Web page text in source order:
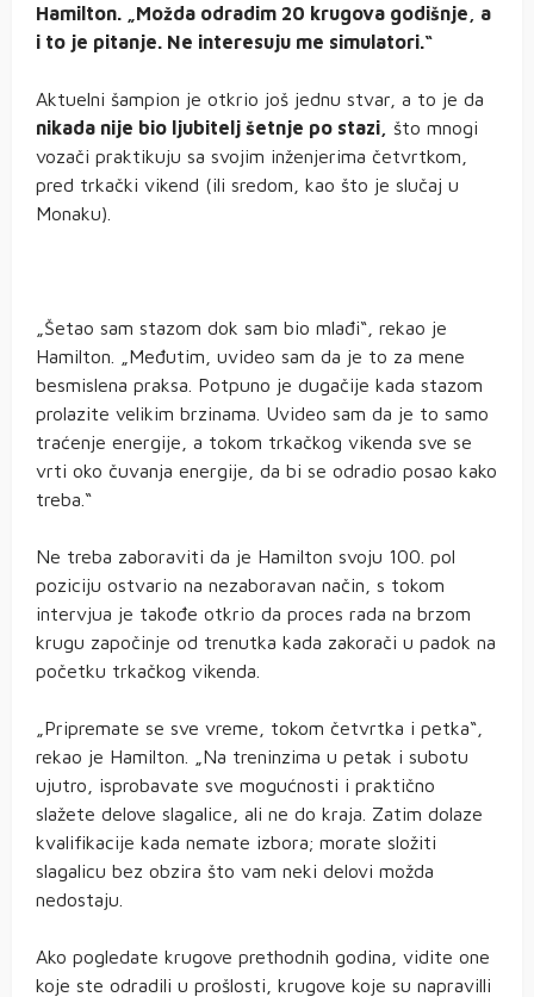
Hamilton. „Možda odradim 20 krugova godišnje, a
i to je pitanje. Ne interesuju me simulatori.“
Aktuelni šampion je otkrio još jednu stvar, a to je da
nikada nije bio ljubitelj šetnje po stazi,
što mnogi
vozači praktikuju sa svojim inženjerima četvrtkom,
pred trkački vikend (ili sredom, kao što je slučaj u
Monaku).
„Šetao sam stazom dok sam bio mlađi“, rekao je
Hamilton. „Međutim, uvideo sam da je to za mene
besmislena praksa. Potpuno je dugačije kada stazom
prolazite velikim brzinama. Uvideo sam da je to samo
traćenje energije, a tokom trkačkog vikenda sve se
vrti oko čuvanja energije, da bi se odradio posao kako
treba.“
Ne treba zaboraviti da je Hamilton svoju 100. pol
poziciju ostvario na nezaboravan način, s tokom
intervjua je takođe otkrio da proces rada na brzom
krugu započinje od trenutka kada zakorači u padok na
početku trkačkog vikenda.
„Pripremate se sve vreme, tokom četvrtka i petka“,
rekao je Hamilton. „Na treninzima u petak i subotu
ujutro, isprobavate sve mogućnosti i praktično
slažete delove slagalice, ali ne do kraja. Zatim dolaze
kvalifikacije kada nemate izbora; morate složiti
slagalicu bez obzira što vam neki delovi možda
nedostaju.
Ako pogledate krugove prethodnih godina, vidite one
koje ste odradili u prošlosti, krugove koje su napravilli